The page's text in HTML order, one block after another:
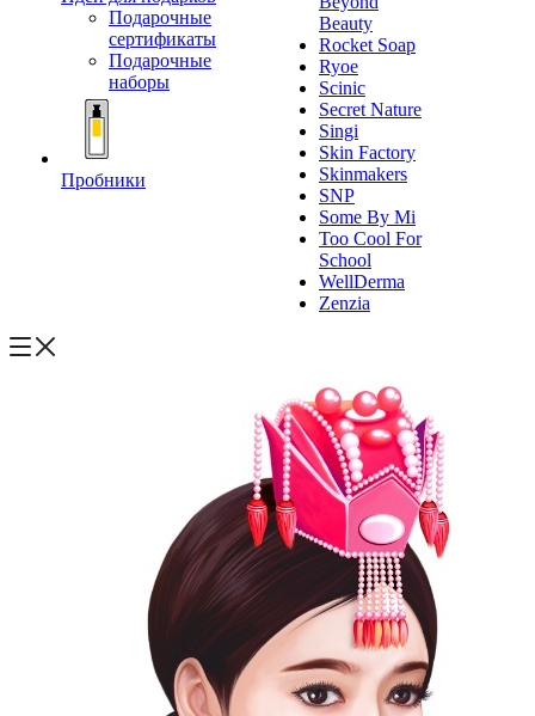
Подарочные
сертификаты
Подарочные
наборы
Пробники
Beauty
Rocket Soap
Ryoe
Scinic
Secret Nature
Singi
Skin Factory
Skinmakers
SNP
Some By Mi
Too Cool For
School
WellDerma
Zenzia